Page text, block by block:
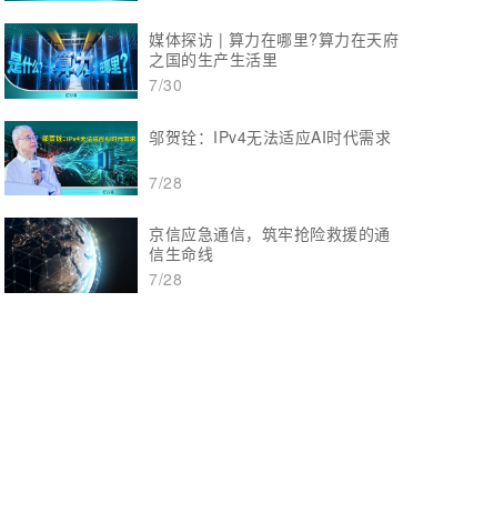
媒体探访 | 算力在哪里?算力在天府
之国的生产生活里
7/30
邬贺铨：IPv4无法适应AI时代需求
7/28
京信应急通信，筑牢抢险救援的通
信生命线
7/28